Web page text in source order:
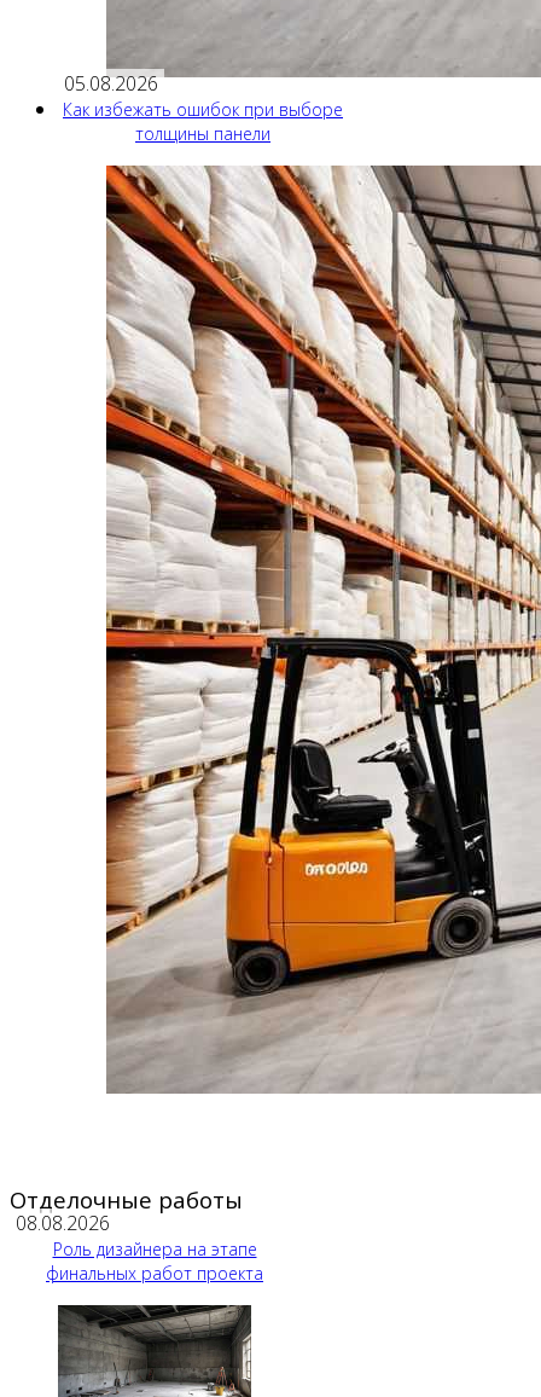
05.08.2026
Как избежать ошибок при выборе
толщины панели
Отделочные работы
08.08.2026
Роль дизайнера на этапе
финальных работ проекта